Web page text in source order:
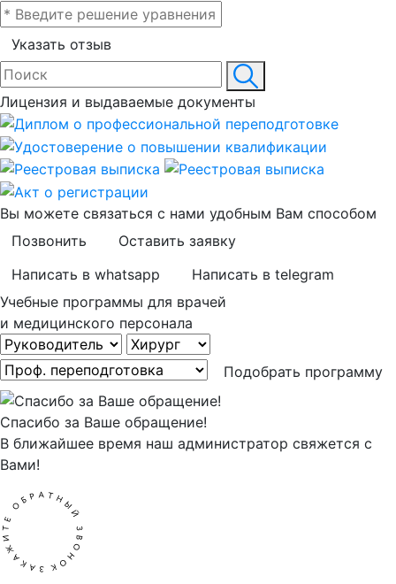
Указать отзыв
Лицензия и выдаваемые документы
Вы можете связаться с нами удобным Вам способом
Позвонить
Оставить заявку
Написать в whatsapp
Написать в telegram
Учебные программы для врачей
и медицинского персонала
Подобрать программу
Спасибо за Ваше обращение!
В ближайшее время наш администратор свяжется с
Вами!